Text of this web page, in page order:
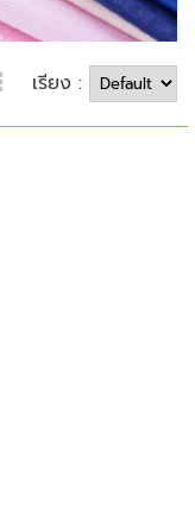
เรียง :